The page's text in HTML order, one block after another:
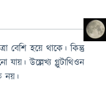
বেশি হয়ে থাকে। কিন্তু
উল্লেখ্য গ্লুটাথিওন
নয়।